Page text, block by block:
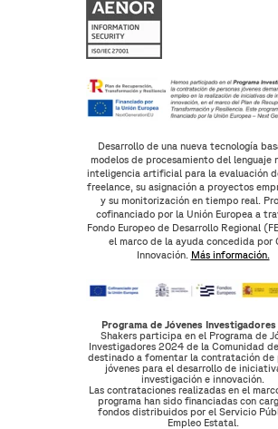
Desarrollo de una nueva tecnología
modelos de procesamiento del lenguaje
inteligencia artificial para la evaluación
freelance, su asignación a proyectos
y su monitorización en tiempo real.
cofinanciado por la Unión Europea a
Fondo Europeo de Desarrollo Regional
el marco de la ayuda concedida por
Innovación. Más información.
Programa de Jóvenes
Shakers participa en el Programa de
Investigadores 2024 de la Comunidad
destinado a fomentar la contratación de
jóvenes para el desarrollo de
investigación e innovación.
Las contrataciones realizadas en el
programa han sido financiadas con
fondos distribuidos por el Servicio
Empleo Estatal.